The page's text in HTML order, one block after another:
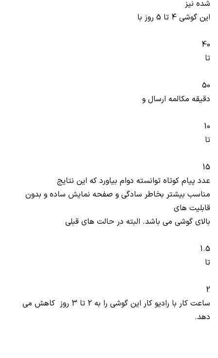
شده نیز
این گوشی 4 تا 5 روز با
40
تا
50
دقیقه مکالمه ارسال و
10
تا
15
عدد پیام کوتاه توانسته دوام بیاورد که این نتایج
مناسب بیشتر بخاطر سادگی و صفحه نمایش ساده و بدون
قابلیت های
بالای گوشی می باشد. البته در حالت های قبلی
1.5
تا
2
ساعت کار با رادیو کار این گوشی را به 2 تا 3 روز کاهش می
دهد.